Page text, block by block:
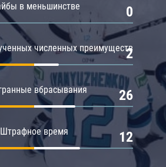
в меньшинстве 0
численных преимуществ
2
вбрасывания 26
Штрафное время 12